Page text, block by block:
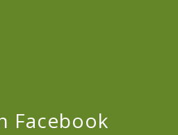
Facebook